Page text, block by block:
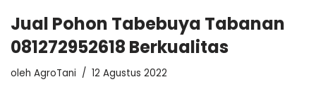
Jual Pohon Tabebuya Tabanan
081272952618 Berkualitas
oleh AgroTani 12 Agustus 2022